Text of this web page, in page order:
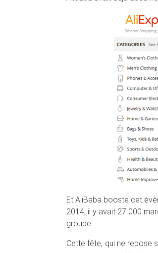
Et AliBaba booste cet
2014, il y avait 27 000
groupe.
Cette fête, qui ne repose